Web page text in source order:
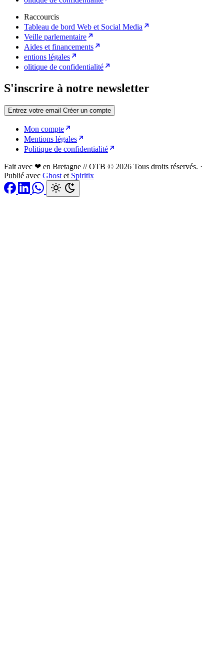
Raccourcis
Tableau de bord Web et Social Media
Veille parlementaire
Aides et financements
entions légales
olitique de confidentialité
S'inscrire à notre newsletter
Entrez votre email Créer un compte
Mon compte
Mentions légales
Politique de confidentialité
Fait avec ❤ en Bretagne // OTB © 2026 Tous droits réservés. ·
Publié avec Ghost et Spiritix